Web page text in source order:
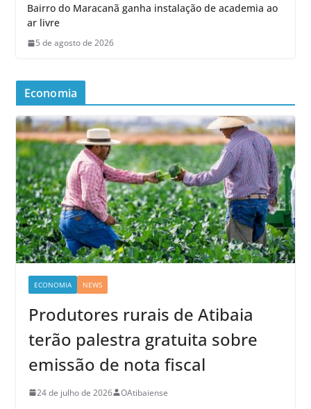
Bairro do Maracanã ganha instalação de academia ao
ar livre
5 de agosto de 2026
Economia
ECONOMIA NEWS
Produtores rurais de Atibaia
terão palestra gratuita sobre
emissão de nota fiscal
24 de julho de 2026 OAtibaiense